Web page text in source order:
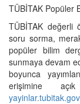
TÜBİTAK Popüler
TÜBİTAK değerli
soru sorma,
popüler bilim
sunmaya devam
boyunca
erişimine